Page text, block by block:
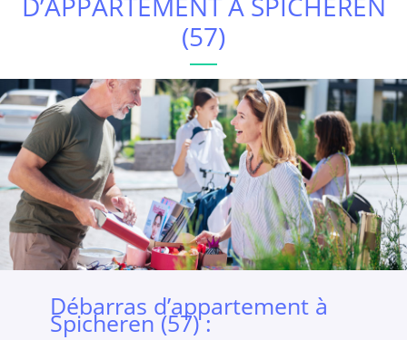
(57)
Débarras d’appartement à
Spicheren (57) :